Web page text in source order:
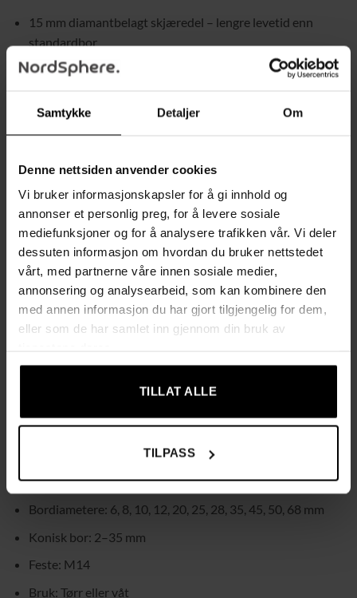
Samtykke Detaljer Om
Denne nettsiden anvender cookies
Vi bruker informasjonskapsler for å gi innhold og
annonser et personlig preg, for å levere sosiale
mediefunksjoner og for å analysere trafikken vår. Vi deler
dessuten informasjon om hvordan du bruker nettstedet
vårt, med partnerne våre innen sosiale medier,
annonsering og analysearbeid, som kan kombinere den
med annen informasjon du har gjort tilgjengelig for dem,
eller som de har samlet inn gjennom din bruk av
TILLAT ALLE
TILPASS
15 mm diamantbelagt skjæredel – lengre levetid enn
standardbor
Dobbelt lag med diamanter – øker kuttehastigheten
Vakuumloddede diamanter – rask og jevn boring uten
skader
Diameterområde: 6–68 mm – ett sett for mange
Kjølevoks eller ventilasjonshull – forhindrer
overoppheting
Våtboring – vannkjøling forlenger levetiden
M14-gjenger + boradapter – kompatibel med
vinkelslipere og boremaskiner
Konisk bor 2–35 mm – for presisjon og hullutvidelse
Solid aluminiumskoffert – trygg og ryddig oppbevaring
Materiale: Manganstål + diamant
Høyde på diamantdel: 15 mm
Farge: Svart
Bordiametere: 6, 8, 10, 12, 20, 25, 28, 35, 45, 50, 68 mm
Konisk bor: 2–35 mm
Feste: M14
Bruk: Tørr eller våt